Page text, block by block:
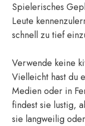
Spielerisches
Leute
schnell zu tief
Verwende keine
Vielleicht hast du
Medien oder in
findest sie lustig,
sie langweilig